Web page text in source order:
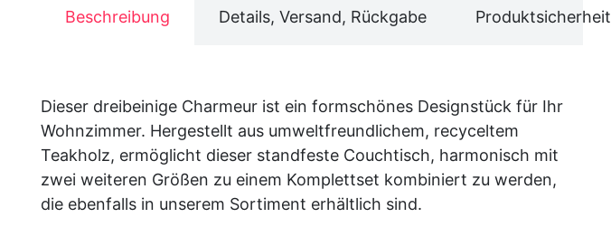
Beschreibung Details, Versand, Rückgabe Produktsicherheit
Dieser dreibeinige Charmeur ist ein formschönes Designstück für Ihr
Wohnzimmer. Hergestellt aus umweltfreundlichem, recyceltem
Teakholz, ermöglicht dieser standfeste Couchtisch, harmonisch mit
zwei weiteren Größen zu einem Komplettset kombiniert zu werden,
die ebenfalls in unserem Sortiment erhältlich sind.